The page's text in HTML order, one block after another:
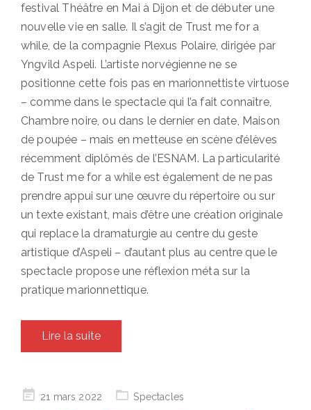
festival Théâtre en Mai à Dijon et de débuter une
nouvelle vie en salle. Il s’agit de Trust me for a
while, de la compagnie Plexus Polaire, dirigée par
Yngvild Aspeli. L’artiste norvégienne ne se
positionne cette fois pas en marionnettiste virtuose
– comme dans le spectacle qui l’a fait connaître,
Chambre noire, ou dans le dernier en date, Maison
de poupée – mais en metteuse en scène d’élèves
récemment diplômés de l’ESNAM. La particularité
de Trust me for a while est également de ne pas
prendre appui sur une œuvre du répertoire ou sur
un texte existant, mais d’être une création originale
qui replace la dramaturgie au centre du geste
artistique d’Aspeli – d’autant plus au centre que le
spectacle propose une réflexion méta sur la
pratique marionnettique.
Lire la suite
Posted21 mars 2022 Spectacles